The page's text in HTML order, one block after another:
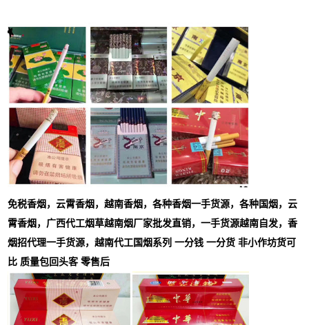
免税香烟，云霄香烟，越南香烟，各种香烟一手货源，各种国烟，云
霄香烟，广西代工烟草越南烟厂家批发直销，一手货源越南自发，香
烟招代理一手货源，越南代工国烟系列 一分钱 一分货 非小作坊货可
比 质量包回头客 零售后